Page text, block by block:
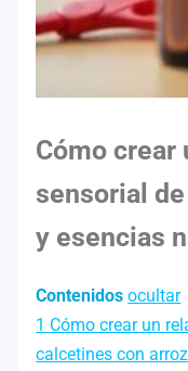
Cómo crear
sensorial
y esencias
Contenidos ocultar
1 Cómo crear un
calcetines con